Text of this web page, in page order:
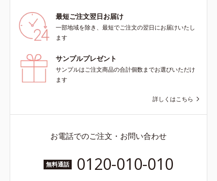
ロペンタシロキサン、ジフェニルシ
ロキシフェニルトリメチコン*3
（メタクリル酸グリセリルアミドエ
ポリマー*4 ローマカミツレ花エキ
ス、ローズマリー葉エキス、ラベン
ダー花水*5 メイク汚れ・乾燥
最短ご注文翌日お届け
一部地域を除き、最短でご注文の翌日にお届けいたし
ます
サンプルプレゼント
サンプルはご注文商品の合計個数までお選びいただけ
ます
詳しくはこちら
お電話でのご注文・お問い合わせ
無料通話 0120-010-010